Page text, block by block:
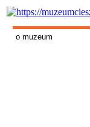
o muzeum